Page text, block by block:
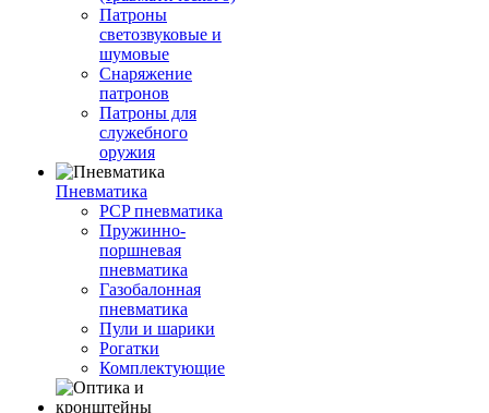
Патроны
светозвуковые и
шумовые
Снаряжение
патронов
Патроны для
служебного
оружия
Пневматика
PCP пневматика
Пружинно-
поршневая
пневматика
Газобалонная
пневматика
Пули и шарики
Рогатки
Комплектующие